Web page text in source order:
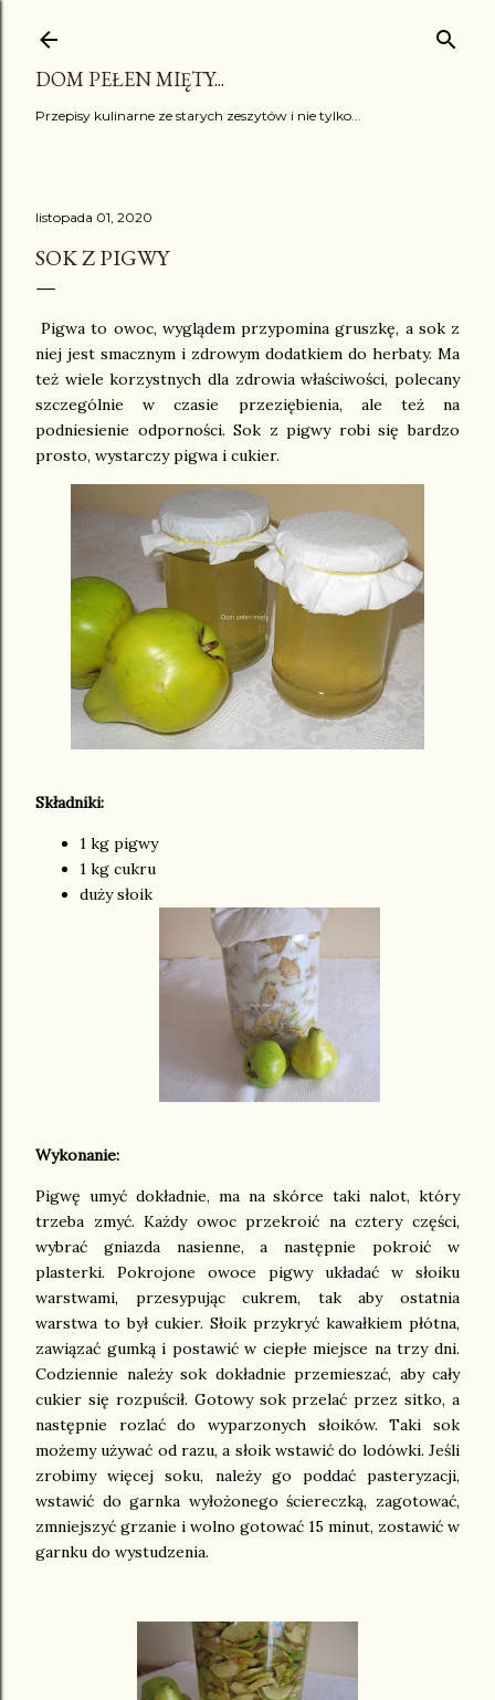
DOM PEŁEN MIĘTY...
Przepisy kulinarne ze starych zeszytów i nie tylko...
listopada 01, 2020
SOK Z PIGWY
Pigwa to owoc, wyglądem przypomina gruszkę, a sok z
niej jest smacznym i zdrowym dodatkiem do herbaty. Ma
też wiele korzystnych dla zdrowia właściwości, polecany
szczególnie w czasie przeziębienia, ale też na
podniesienie odporności. Sok z pigwy robi się bardzo
prosto, wystarczy pigwa i cukier.
Składniki:
1 kg pigwy
1 kg cukru
duży słoik
Wykonanie:
Pigwę umyć dokładnie, ma na skórce taki nalot, który
trzeba zmyć. Każdy owoc przekroić na cztery części,
wybrać gniazda nasienne, a następnie pokroić w
plasterki. Pokrojone owoce pigwy układać w słoiku
warstwami, przesypując cukrem, tak aby ostatnia
warstwa to był cukier. Słoik przykryć kawałkiem płótna,
zawiązać gumką i postawić w ciepłe miejsce na trzy dni.
Codziennie należy sok dokładnie przemieszać, aby cały
cukier się rozpuścił. Gotowy sok przelać przez sitko, a
następnie rozlać do wyparzonych słoików. Taki sok
możemy używać od razu, a słoik wstawić do lodówki. Jeśli
zrobimy więcej soku, należy go poddać pasteryzacji,
wstawić do garnka wyłożonego ściereczką, zagotować,
zmniejszyć grzanie i wolno gotować 15 minut, zostawić w
garnku do wystudzenia.